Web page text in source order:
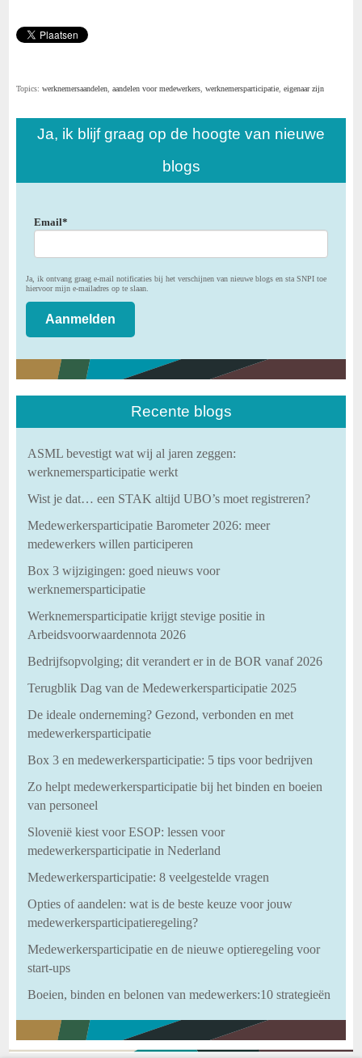
Topics:werknemersaandelen ,aandelen voor medewerkers ,werknemersparticipatie ,eigenaar zijn
Ja, ik blijf graag op de hoogte van nieuwe
blogs
Email*
Ja, ik ontvang graag e-mail notificaties bij het verschijnen van nieuwe blogs en sta SNPI toe
hiervoor mijn e-mailadres op te slaan.
Recente blogs
ASML bevestigt wat wij al jaren zeggen:
werknemersparticipatie werkt
Wist je dat… een STAK altijd UBO’s moet registreren?
Medewerkersparticipatie Barometer 2026: meer
medewerkers willen participeren
Box 3 wijzigingen: goed nieuws voor
werknemersparticipatie
Werknemersparticipatie krijgt stevige positie in
Arbeidsvoorwaardennota 2026
Bedrijfsopvolging; dit verandert er in de BOR vanaf 2026
Terugblik Dag van de Medewerkersparticipatie 2025
De ideale onderneming? Gezond, verbonden en met
medewerkersparticipatie
Box 3 en medewerkersparticipatie: 5 tips voor bedrijven
Zo helpt medewerkersparticipatie bij het binden en boeien
van personeel
Slovenië kiest voor ESOP: lessen voor
medewerkersparticipatie in Nederland
Medewerkersparticipatie: 8 veelgestelde vragen
Opties of aandelen: wat is de beste keuze voor jouw
medewerkersparticipatieregeling?
Medewerkersparticipatie en de nieuwe optieregeling voor
start-ups
Boeien, binden en belonen van medewerkers:10 strategieën